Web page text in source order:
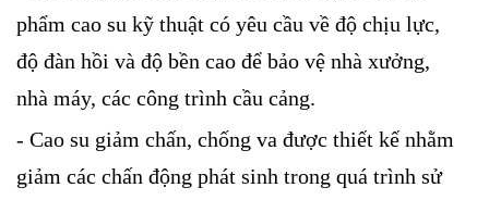
phẩm cao su kỹ thuật có yêu cầu về độ chịu lực,
độ đàn hồi và độ bền cao để bảo vệ nhà xưởng,
nhà máy, các công trình cầu cảng.
- Cao su giảm chấn, chống va được thiết kế nhằm
giảm các chấn động phát sinh trong quá trình sử